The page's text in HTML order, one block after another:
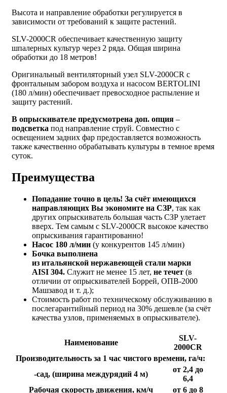
Высота и направление обработки регулируется в
зависимости от требований к защите растений.
SLV-2000CR обеспечивает качественную защиту
шпалерных культур через 2 ряда. Общая ширина
обработки до 18 метров!
Оригинальный вентиляторный узел SLV-2000CR с
фронтальным забором воздуха и насосом BERTOLINI
(180 л/мин) обеспечивает превосходное распыление и
защиту растений.
В опрыскивателе предусмотрена доп. опция –
подсветка под направление струй. Совместно с
освещением задних фар предоставляется возможность
также качественно обрабатывать культуры в темное время
суток.
Преимущества
Попадание точно в цель! За счёт имеющихся
направляющих Вы экономите на СЗР, так как
других опрыскиватель большая часть СЗР улетает
вверх. Тем самым с SLV-2000CR высокое качество
опрыскивания гарантированно!
Насос 180 л/мин (у конкурентов 145 л/мин)
Бочка выполнена
из итальянской нержавеющей стали марки
AISI 304. Служит не менее 15 лет, не течет (в
отличии от опрыскивателей Боррей, ОПВ-2000
Машзавод и т. д.);
Стоимость работ по техническому обслуживанию в
послегарантийный период на 30% дешевле (за счёт
качества узлов, применяемых в опрыскивателе).
Наименование
SLV-
2000CR
Производительность за 1 час чистого времени, га/ч:
-сад, (ширина междурядий 4 м)
от 2,4 до
6,4
Рабочая скорость движения, км/ч
от 6 до 8